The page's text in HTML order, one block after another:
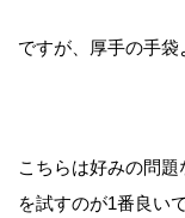
ですが、厚手の手袋
こちらは好みの問
を試すのが1番良い